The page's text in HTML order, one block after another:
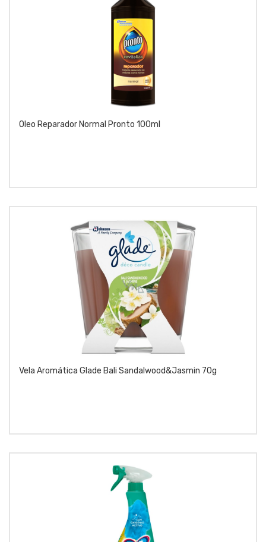
Oleo Reparador Normal Pronto 100ml
Vela Aromática Glade Bali Sandalwood&Jasmin 70g